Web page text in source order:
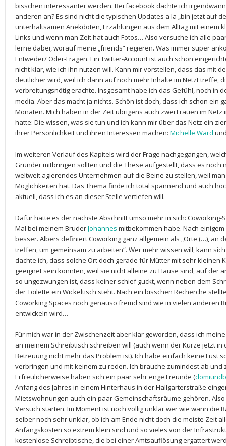
bisschen interessanter werden. Bei facebook dachte ich
anderen an? Es sind nicht die typischen Updates a la „bin jetzt auf
unterhaltsamen Anekdoten, Erzählungen aus dem Alltag mit einem
Links und wenn man Zeit hat auch Fotos… Also versuche ich alle
lerne dabei, worauf meine „friends“ regieren. Was immer super
Entweder/ Oder-Fragen. Ein Twitter-Account ist auch schon
nicht klar, wie ich ihn nutzen will. Kann mir vorstellen, dass das mit
deutlicher wird, weil ich dann auf noch mehr Inhalte im Netzt treffe,
verbreitungsnötig erachte. Insgesamt habe ich das Gefühl, noch in
media. Aber das macht ja nichts. Schön ist doch, dass ich schon ein
Monaten. Mich haben in der Zeit übrigens auch zwei Frauen im
hatte: Die wissen, was sie tun und ich kann mir über das Netz ein
ihrer Persönlichkeit und ihren Interessen machen: Michelle Ward
Im weiteren Verlauf des Kapitels wird der Frage nachgegangen,
Gründer mitbringen sollten und die These aufgestellt, dass es noch
weltweit agierendes Unternehmen auf die Beine zu stellen, weil
Möglichkeiten hat. Das Thema finde ich total spannend und auch
aktuell, dass ich es an dieser Stelle vertiefen will.
Dafür hatte es der nächste Abschnitt umso mehr in sich: Coworking-
Mal bei meinem BruderJohannes mitbekommen habe. Nach
besser. Albers definiert Coworking ganz allgemein als „Orte (…), an
treffen, um gemeinsam zu arbeiten“. Wer mehr wissen will, kann
dachte ich, dass solche Ort doch gerade für Mütter mit sehr kleinen
geeignet sein könnten, weil sie nicht alleine zu Hause sind, auf der
so ungezwungen ist, dass keiner schief guckt, wenn neben dem
der Toilette ein Wickeltisch steht. Nach ein bisschen Recherche
Coworking Spaces noch genauso fremd sind wie in vielen anderen
entwickeln wird…
Für mich war in der Zwischenzeit aber klar geworden, dass ich
an meinem Schreibtisch schreiben will (auch wenn der Kurze jetzt
Betreuung nicht mehr das Problem ist). Ich habe einfach keine Lust
verbringen und mit keinem zu reden. Ich brauche zumindest ab und
Erfreulicherweise haben sich ein paar sehr enge Freunde (
Anfang des Jahres in einem Hinterhaus in der Hallgarterstraße
Mietswohnungen auch ein paar Gemeinschaftsräume gehören.
Versuch starten. Im Moment ist noch völlig unklar wer wie wann die
selber noch sehr unklar, ob ich am Ende nicht doch die meiste Zeit
Anfangskosten so extrem klein sind und so vieles von der
kostenlose Schreibtische, die bei einer Amtsauflösung ergattert